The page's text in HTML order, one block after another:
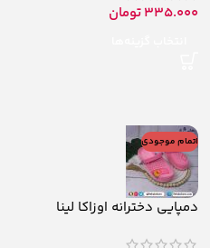
335.000تومان
اتمام موجودی
دمپایی دخترانه اوزاکا لینا